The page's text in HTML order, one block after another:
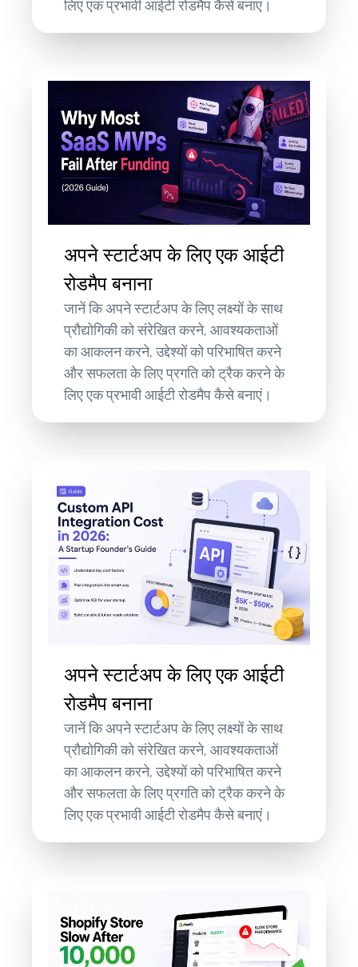
लिए एक प्रभावी आईटी रोडमैप कैसे बनाएं।
अपने स्टार्टअप के लिए एक आईटी
रोडमैप बनाना
जानें कि अपने स्टार्टअप के लिए लक्ष्यों के साथ
प्रौद्योगिकी को संरेखित करने, आवश्यकताओं
का आकलन करने, उद्देश्यों को परिभाषित करने
और सफलता के लिए प्रगति को ट्रैक करने के
लिए एक प्रभावी आईटी रोडमैप कैसे बनाएं।
अपने स्टार्टअप के लिए एक आईटी
रोडमैप बनाना
जानें कि अपने स्टार्टअप के लिए लक्ष्यों के साथ
प्रौद्योगिकी को संरेखित करने, आवश्यकताओं
का आकलन करने, उद्देश्यों को परिभाषित करने
और सफलता के लिए प्रगति को ट्रैक करने के
लिए एक प्रभावी आईटी रोडमैप कैसे बनाएं।